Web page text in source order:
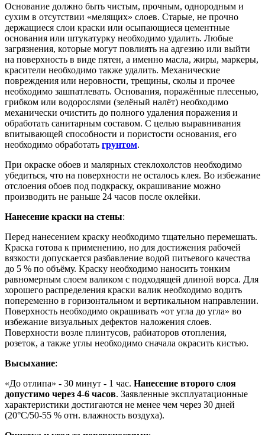
Основание должно быть чистым, прочным, однородным и
сухим в отсутствии «мелящих» слоев. Старые, не прочно
держащиеся слои краски или осыпающиеся цементные
основания или штукатурку необходимо удалить. Любые
загрязнения, которые могут повлиять на адгезию или выйти
на поверхность в виде пятен, а именно масла, жиры, маркеры,
красители необходимо также удалить. Механические
повреждения или неровности, трещины, сколы и прочее
необходимо зашпатлевать. Основания, поражённые плесенью,
грибком или водорослями (зелёный налёт) необходимо
механически очистить до полного удаления поражения и
обработать санитарным составом. С целью выравнивания
впитывающей способности и пористости основания, его
необходимо обработать грунтом.
При окраске обоев и малярных стеклохолстов необходимо
убедиться, что на поверхности не осталось клея. Во избежание
отслоения обоев под подкраску, окрашивание можно
производить не раньше 24 часов после оклейки.
Нанесение краски на стены:
Перед нанесением краску необходимо тщательно перемешать.
Краска готова к применению, но для достижения рабочей
вязкости допускается разбавление водой питьевого качества
до 5 % по объёму. Краску необходимо наносить тонким
равномерным слоем валиком с подходящей длиной ворса. Для
хорошего распределения краски валик необходимо водить
попеременно в горизонтальном и вертикальном направлении.
Поверхность необходимо окрашивать «от угла до угла» во
избежание визуальных дефектов наложения слоев.
Поверхности возле плинтусов, рабиаторов отопления,
розеток, а также углы необходимо сначала окрасить кистью.
Высыхание:
«До отлипа» - 30 минут - 1 час. Нанесение второго слоя
допустимо через 4-6 часов. Заявленные эксплуатационные
характеристики достигаются не менее чем через 30 дней
(20°C/50-55 % отн. влажность воздуха).